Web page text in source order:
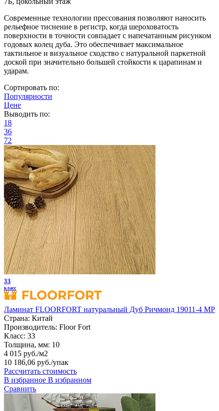
Современные технологии прессования позволяют наносить
рельефное тиснение в регистр, когда шероховатость
поверхности в точности совпадает с напечатанным рисунком
годовых колец дуба. Это обеспечивает максимальное
тактильное и визуальное сходство с натуральной паркетной
доской при значительно большей стойкости к царапинам и
ударам.
Сортировать по:
Популярности
Цене
Выводить по:
18
36
72
33
класс
Ламинат FLOORFORT натуральный Дуб Ричмонд 19011-4 MP
Страна: Китай
Производитель: Floor Fort
Класс: 33
Толщина, мм: 10
4 015 руб./м2
10 186,06 руб./упак
Рассчитать стоимость
В избранное В избранном
Сравнить